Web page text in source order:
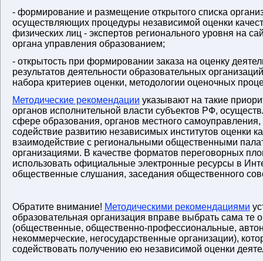
- формирование и размещение открытого списка
осуществляющих процедуры независимой оценки
физических лиц - экспертов регионального уровня на
органа управления образованием;
- открытость при формировании заказа на оценку
результатов деятельности образовательных
набора критериев оценки, методологии оценочных
Методические рекомендации указывают на такие
органов исполнительной власти субъектов РФ,
сфере образования, органов местного самоуправления,
содействие развитию независимых институтов оценки
взаимодействие с региональными общественными
организациями. В качестве форматов переговорных
использовать официальные электронные ресурсы в
общественные слушания, заседания общественного
Обратите внимание! Методическими рекомендациями
образовательная организация вправе выбрать сама те
(общественные, общественно-профессиональные,
некоммерческие, негосударственные организации),
содействовать получению ею независимой оценки